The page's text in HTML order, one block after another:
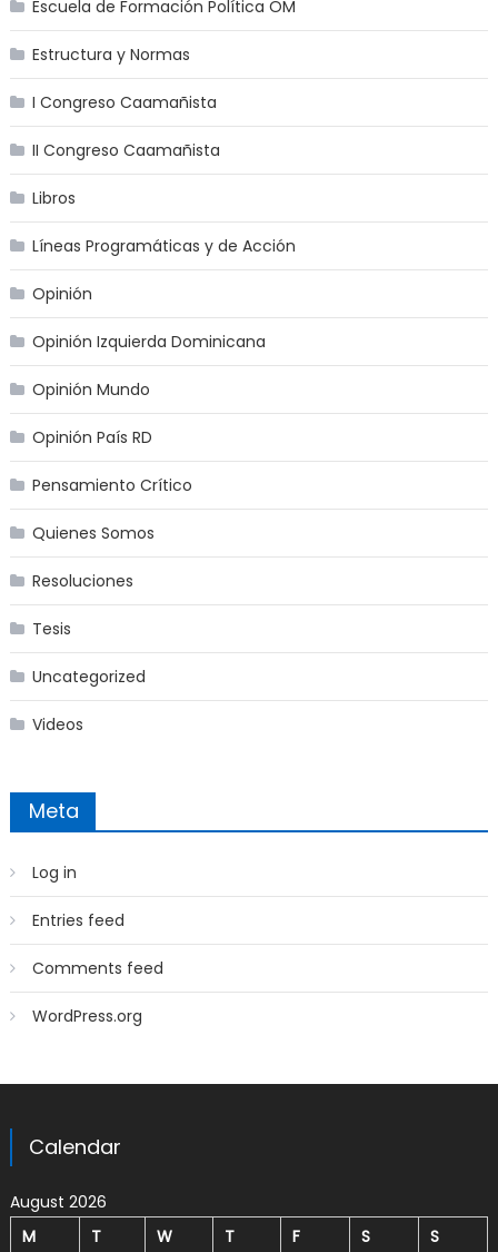
Escuela de Formación Política OM
Estructura y Normas
I Congreso Caamañista
II Congreso Caamañista
Libros
Líneas Programáticas y de Acción
Opinión
Opinión Izquierda Dominicana
Opinión Mundo
Opinión País RD
Pensamiento Crítico
Quienes Somos
Resoluciones
Tesis
Uncategorized
Videos
Meta
Log in
Entries feed
Comments feed
WordPress.org
Calendar
August 2026
M
T W T F S
S